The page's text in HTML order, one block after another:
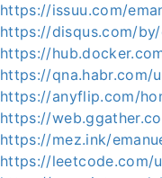
https://issuu.com/
https://disqus.com/
https://
https://qna.habr.com/
https://anyflip.com/
https://
https://mez.ink/
https://leetcode.com/